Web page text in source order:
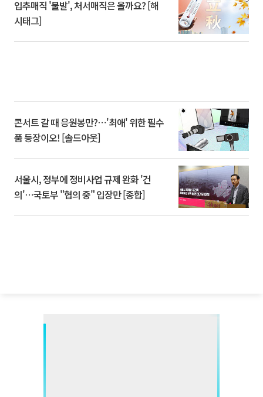
입추매직 '불발', 처서매직은 올까요? [해
시태그]
콘서트 갈 때 응원봉만?⋯'최애' 위한 필수
품 등장이오! [솔드아웃]
서울시, 정부에 정비사업 규제 완화 '건
의'⋯국토부 "협의 중" 입장만 [종합]